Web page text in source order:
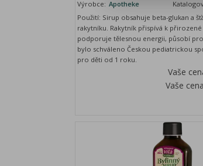
Výrobce: Apotheke
Použití: Sirup obsahuje beta-glukan a
rakytníku. Rakytník přispívá k
podporuje tělesnou energii, působí
bylo schváleno Českou pediatrickou
pro děti od 1 roku.
Vaše
Vaše